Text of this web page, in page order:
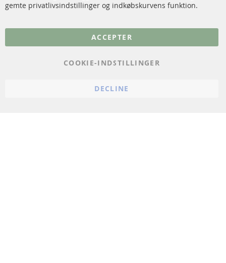
gemte privatlivsindstillinger og indkøbskurvens funktion.
ACCEPTER
COOKIE-INDSTILLINGER
DECLINE